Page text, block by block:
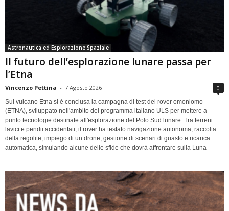
Astronautica ed Esplorazione Spaziale
Il futuro dell’esplorazione lunare passa per
l’Etna
Vincenzo Pettina - 7 Agosto 2026 0
Sul vulcano Etna si è conclusa la campagna di test del rover omoniomo
(ETNA), sviluppato nell'ambito del programma italiano ULS per mettere a
punto tecnologie destinate all'esplorazione del Polo Sud lunare. Tra terreni
lavici e pendii accidentati, il rover ha testato navigazione autonoma, raccolta
della regolite, impiego di un drone, gestione di scenari di guasto e ricarica
automatica, simulando alcune delle sfide che dovrà affrontare sulla Luna